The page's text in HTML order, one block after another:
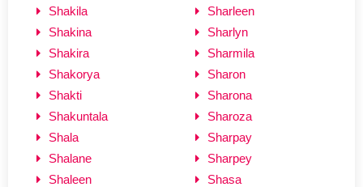
Shakila
Shakina
Shakira
Shakorya
Shakti
Shakuntala
Shala
Shalane
Shaleen
Sharleen
Sharlyn
Sharmila
Sharon
Sharona
Sharoza
Sharpay
Sharpey
Shasa